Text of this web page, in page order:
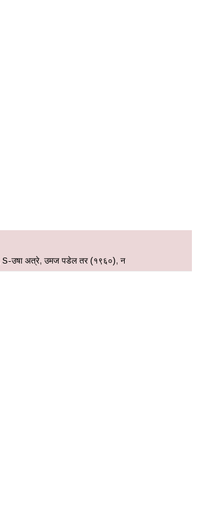
S-उषा अत्रे, उमज पडेल तर (१९६०), न